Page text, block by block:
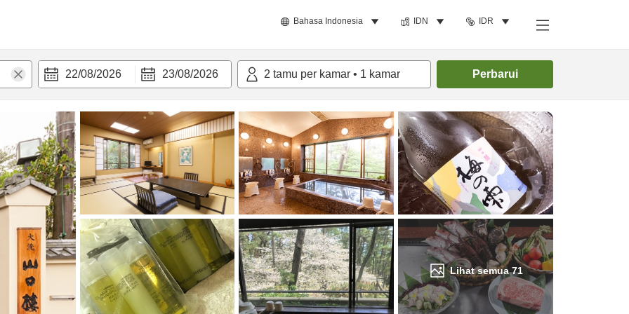
Bahasa Indonesia IDN IDR
22/08/2026 23/08/2026 2 tamu per kamar • 1 kamar Perbarui
Lihat semua71
Cari kamar